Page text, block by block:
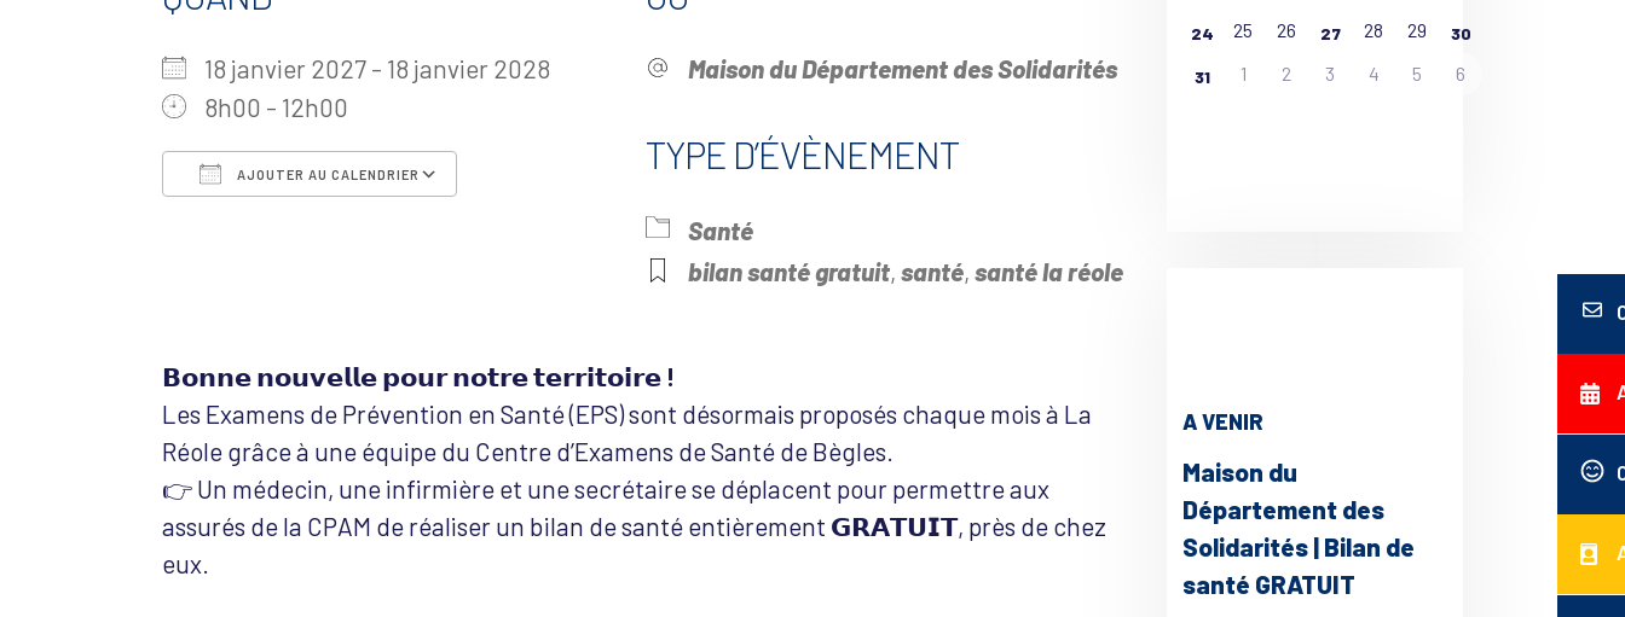
18 janvier 2027 - 18 janvier 2028
8h00 - 12h00
AJOUTER AU CALENDRIER
Calendrier Google
Maison du Département des Solidarités
TYPE D’ÉVÈNEMENT
Santé
bilan santé gratuit, santé, santé la réole
𝗕𝗼𝗻𝗻𝗲 𝗻𝗼𝘂𝘃𝗲𝗹𝗹𝗲 𝗽𝗼𝘂𝗿 𝗻𝗼𝘁𝗿𝗲 𝘁𝗲𝗿𝗿𝗶𝘁𝗼𝗶𝗿𝗲 !
Les Examens de Prévention en Santé (EPS) sont désormais proposés chaque mois à La
Réole grâce à une équipe du Centre d’Examens de Santé de Bègles.
👉 Un médecin, une infirmière et une secrétaire se déplacent pour permettre aux
assurés de la CPAM de réaliser un bilan de santé entièrement 𝗚𝗥𝗔𝗧𝗨𝗜𝗧, près de chez
eux.
24 25 26 27 28 29 30
31 1 2 3 4 5 6
A VENIR
Maison du
Département des
Solidarités | Bilan de
santé GRATUIT